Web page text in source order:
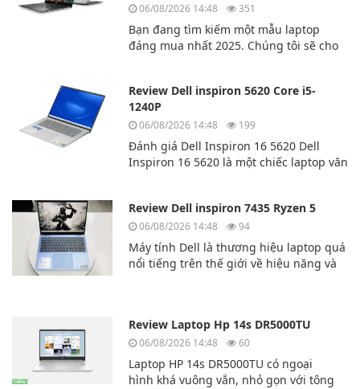
06/08/2026 14:48 351
Bạn đang tìm kiếm một mẫu laptop
đáng mua nhất 2025. Chúng tôi sẽ cho
Review Dell inspiron 5620 Core i5-
1240P
06/08/2026 14:48 199
Đánh giá Dell Inspiron 16 5620 Dell
Inspiron 16 5620 là một chiếc laptop văn
cao và đa nhiệm mượt mà.
Review Dell inspiron 7435 Ryzen 5
06/08/2026 14:48 94
Máy tính Dell là thương hiệu laptop quá
nổi tiếng trên thế giới về hiệu năng và
Review Laptop Hp 14s DR5000TU
06/08/2026 14:48 60
Laptop HP 14s DR5000TU có ngoại
hình khá vuông vắn, nhỏ gọn với tông